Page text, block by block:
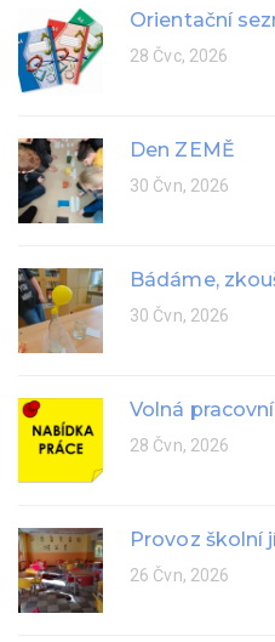
Orientační
28 Čvc, 2026
Den ZEMĚ
30 Čvn, 2026
Bádáme,
30 Čvn, 2026
Volná
28 Čvn, 2026
Provoz školní
26 Čvn, 2026